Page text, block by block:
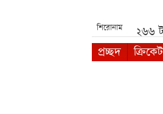
শিরোনাম
ভরিতে কমেছে ৩ হাজার ২৬৬
প্রচ্ছদ
ক্রিকেট